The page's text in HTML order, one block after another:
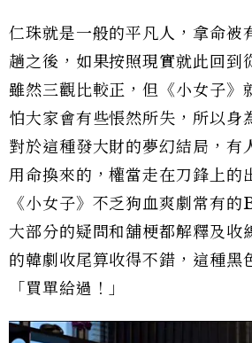
仁珠就是一般的平凡人，拿命被
趟之後，如果按照現實就此回到
雖然三觀比較正，但《小女子》
怕大家會有些悵然所失，所以身
對於這種發大財的夢幻結局，有
用命換來的，權當走在刀鋒上的
《小女子》不乏狗血爽劇常有
大部分的疑問和舖梗都解釋及收
的韓劇收尾算收得不錯，這種黑
「買單給過！」